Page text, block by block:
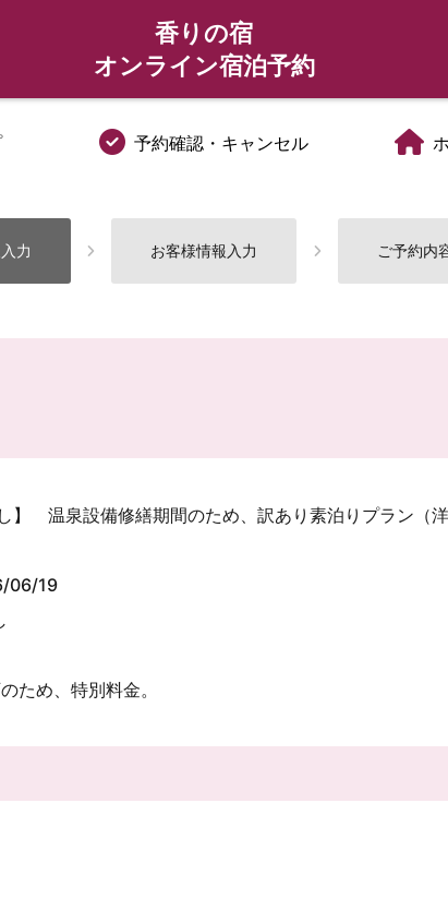
香りの宿
オンライン宿泊予約
予約確認・キャンセル
力 お客様情報入力 ご予約内
】 温泉設備修繕期間のため、訳あり素泊りプラン（
06/19
ため、特別料金。